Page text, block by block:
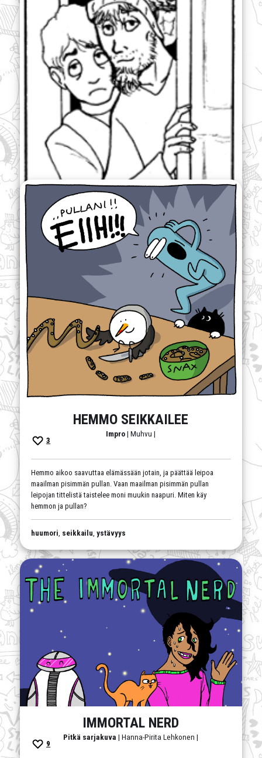
HARMITON PIRU
Pitkä sarjakuva | Jönse |
Uusille paholaiskokelaille on aina tarvetta varsinkin, kun heidän
johtajansa Ylin on aktiivinen harventamaan hänen mielestään
kelvottomia tapauksia. Harmiton piru -sarjakuva seuraa heistä
tuoreimman kokelaan koetuksia.
draama ,huumori,ihmissuhteet,K18 ,väkivalta
HEMMO SEIKKAILEE
Impro | Muhvu |
3
Hemmo aikoo saavuttaa elämässään jotain, ja päättää leipoa
maailman pisimmän pullan. Vaan maailman pisimmän pullan
leipojan tittelistä taistelee moni muukin naapuri. Miten käy
hemmon ja pullan?
huumori seikkailu ,ystävyys
IMMORTAL NERD
Pitkä sarjakuva | Hanna-Pirita Lehkonen |
9